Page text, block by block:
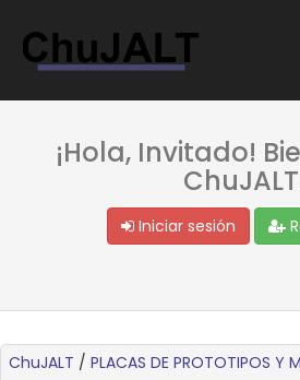
¡Hola, Invitado!
Iniciar sesión
ChuJALT / PLACAS DE PROTOTIPOS Y